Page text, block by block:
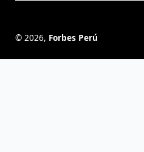
© 2026, Forbes Perú